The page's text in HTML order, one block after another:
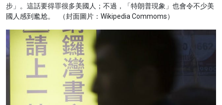
步」。這話要得罪很多美國人；不過，「特朗普現象」也會令不少美
國人感到尷尬。 （封面圖片：Wikipedia Commoms）